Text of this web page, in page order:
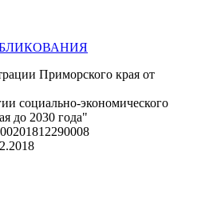
Приморского края от
социально-экономического
до 2030 года"